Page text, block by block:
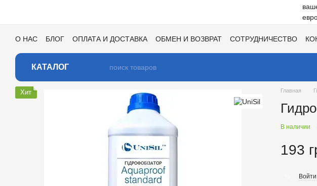
О НАС БЛОГ ОПЛАТА И ДОСТАВКА ОБМЕН И ВОЗВРАТ СОТРУДНИЧЕСТВО
КАТАЛОГ
Хит Главная
В наличии
193
Войти